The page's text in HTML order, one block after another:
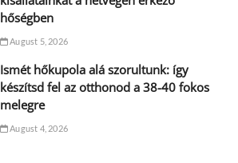
hőségben
August 5, 2026
Ismét hőkupola alá szorultunk: így
készítsd fel az otthonod a 38-40 fokos
melegre
August 4, 2026